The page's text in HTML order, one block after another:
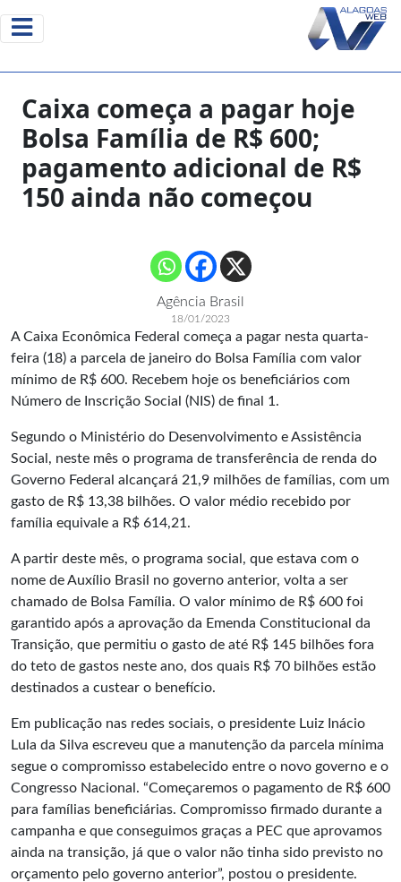
Caixa começa a pagar hoje
Bolsa Família de R$ 600;
pagamento adicional de R$
150 ainda não começou
Agência Brasil
18/01/2023
A Caixa Econômica Federal começa a pagar nesta quarta-
feira (18) a parcela de janeiro do Bolsa Família com valor
mínimo de R$ 600. Recebem hoje os beneficiários com
Número de Inscrição Social (NIS) de final 1.
Segundo o Ministério do Desenvolvimento e Assistência
Social, neste mês o programa de transferência de renda do
Governo Federal alcançará 21,9 milhões de famílias, com um
gasto de R$ 13,38 bilhões. O valor médio recebido por
família equivale a R$ 614,21.
A partir deste mês, o programa social, que estava com o
nome de Auxílio Brasil no governo anterior, volta a ser
chamado de Bolsa Família. O valor mínimo de R$ 600 foi
garantido após a aprovação da Emenda Constitucional da
Transição, que permitiu o gasto de até R$ 145 bilhões fora
do teto de gastos neste ano, dos quais R$ 70 bilhões estão
destinados a custear o benefício.
Em publicação nas redes sociais, o presidente Luiz Inácio
Lula da Silva escreveu que a manutenção da parcela mínima
segue o compromisso estabelecido entre o novo governo e o
Congresso Nacional. “Começaremos o pagamento de R$ 600
para famílias beneficiárias. Compromisso firmado durante a
campanha e que conseguimos graças a PEC que aprovamos
ainda na transição, já que o valor não tinha sido previsto no
orçamento pelo governo anterior”, postou o presidente.